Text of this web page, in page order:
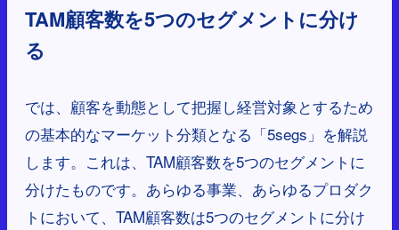
TAM顧客数を5つのセグメントに分け
る
では、顧客を動態として把握し経営対象とするため
の基本的なマーケット分類となる「5segs」を解説
します。これは、TAM顧客数を5つのセグメントに
分けたものです。あらゆる事業、あらゆるプロダク
トにおいて、TAM顧客数は5つのセグメントに分け